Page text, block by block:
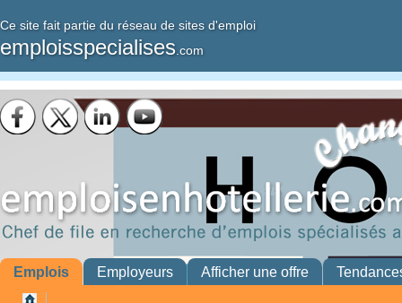
Ce site fait partie du réseau de sites d'emploi
emploisspecialises .com
Emplois Employeurs Afficher une offre